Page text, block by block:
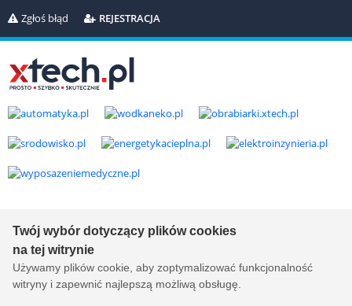
Twój wybór dotyczący plików cookies
na tej witrynie
Używamy plików cookie, aby zoptymalizować funkcjonalność
witryny i zapewnić najlepszą możliwą obsługę.
Zgłoś błąd
REJESTRACJA
Wszelkie prawa zastrzeżone. Ver. 1.78.0.8114
Created by: it.xtech.pl - Software House dla MŚP